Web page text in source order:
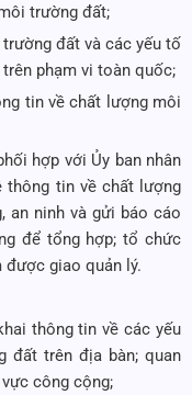
trường đất;
đất và các yếu tố
phạm vi toàn quốc;
tin về chất lượng môi
hợp với Ủy ban nhân
thông tin về chất lượng
an ninh và gửi báo cáo
để tổng hợp; tổ chức
giao quản lý.
thông tin về các yếu
đất trên địa bàn; quan
công cộng;